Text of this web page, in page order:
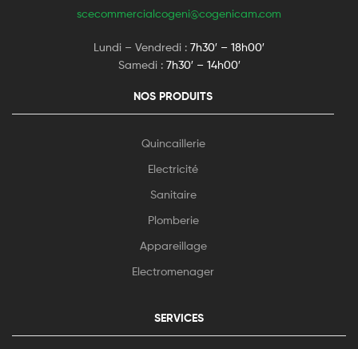
scecommercialcogeni@cogenicam.com
Lundi – Vendredi : 7h30′ – 18h00′
Samedi : 7h30′ – 14h00′
NOS PRODUITS
Quincaillerie
Electricité
Sanitaire
Plomberie
Appareillage
Electromenager
SERVICES